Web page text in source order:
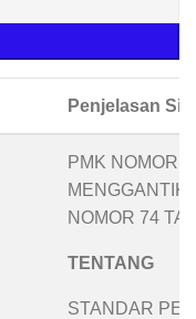
Penjelasan
PMK NOMOR
NOMOR 74
TENTANG
STANDAR